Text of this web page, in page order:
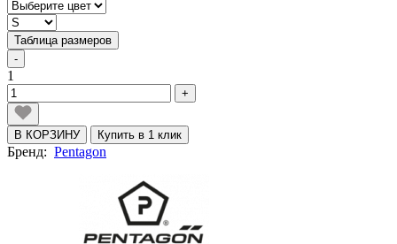
Таблица размеров
-
1
+
В КОРЗИНУ Купить в 1 клик
Бренд: Pentagon